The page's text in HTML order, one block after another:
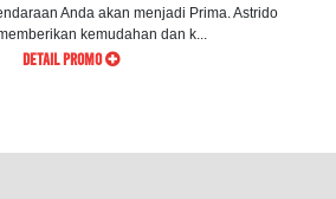
Anda akan menjadi Prima. Astrido
kemudahan dan k...
DETAIL PROMO